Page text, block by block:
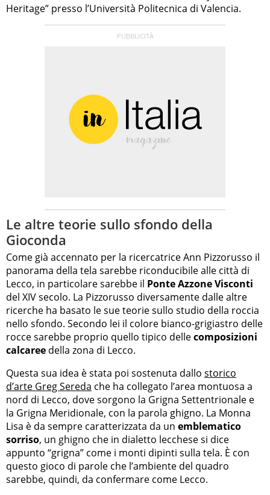
Heritage” presso l’Università Politecnica di Valencia.
Le altre teorie sullo sfondo della
Gioconda
Come già accennato per la ricercatrice Ann Pizzorusso il
panorama della tela sarebbe riconducibile alle città di
Lecco, in particolare sarebbe il Ponte Azzone Visconti
del XIV secolo. La Pizzorusso diversamente dalle altre
ricerche ha basato le sue teorie sullo studio della roccia
nello sfondo. Secondo lei il colore bianco-grigiastro delle
rocce sarebbe proprio quello tipico dellecomposizioni
calcaree della zona di Lecco.
Questa sua idea è stata poi sostenuta dallo storico
d’arte Greg Sereda che ha collegato l’area montuosa a
nord di Lecco, dove sorgono la Grigna Settentrionale e
la Grigna Meridionale, con la parola ghigno. La Monna
Lisa è da sempre caratterizzata da un emblematico
sorriso, un ghigno che in dialetto lecchese si dice
appunto “grigna” come i monti dipinti sulla tela. È con
questo gioco di parole che l’ambiente del quadro
sarebbe, quindi, da confermare come Lecco.